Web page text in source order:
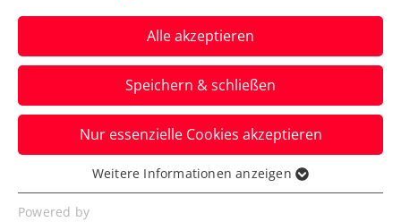
Wheelchairtennis Team
Cup 2020
Der sanitären Krise zum Trotz ging am
Freitag, den 21. August, schon zum 24.
Mal der Wheelchairtennis Team Cup an
der Anlage des Center Court Südstadt
über die Bühne.
Verfasst von: Nicolas Lanquetin, 24.08.2020
Alle akzeptieren
Speichern & schließen
Nur essenzielle Cookies akzeptieren
Essenziell
Essenzielle Cookies werden für grundlegende
Weitere Informationen anzeigen
Powered by